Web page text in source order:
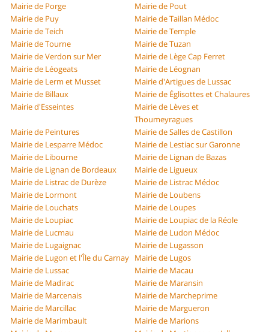
Mairie de Porge
Mairie de Pout
Mairie de Puy
Mairie de Taillan Médoc
Mairie de Teich
Mairie de Temple
Mairie de Tourne
Mairie de Tuzan
Mairie de Verdon sur Mer
Mairie de Lège Cap Ferret
Mairie de Léogeats
Mairie de Léognan
Mairie de Lerm et Musset
Mairie d'Artigues de Lussac
Mairie de Billaux
Mairie de Églisottes et Chalaures
Mairie d'Esseintes
Mairie de Lèves et
Thoumeyragues
Mairie de Peintures
Mairie de Salles de Castillon
Mairie de Lesparre Médoc
Mairie de Lestiac sur Garonne
Mairie de Libourne
Mairie de Lignan de Bazas
Mairie de Lignan de Bordeaux
Mairie de Ligueux
Mairie de Listrac de Durèze
Mairie de Listrac Médoc
Mairie de Lormont
Mairie de Loubens
Mairie de Louchats
Mairie de Loupes
Mairie de Loupiac
Mairie de Loupiac de la Réole
Mairie de Lucmau
Mairie de Ludon Médoc
Mairie de Lugaignac
Mairie de Lugasson
Mairie de Lugon et l'Île du Carnay Mairie de Lugos
Mairie de Lussac
Mairie de Macau
Mairie de Madirac
Mairie de Maransin
Mairie de Marcenais
Mairie de Marcheprime
Mairie de Marcillac
Mairie de Margueron
Mairie de Marimbault
Mairie de Marions